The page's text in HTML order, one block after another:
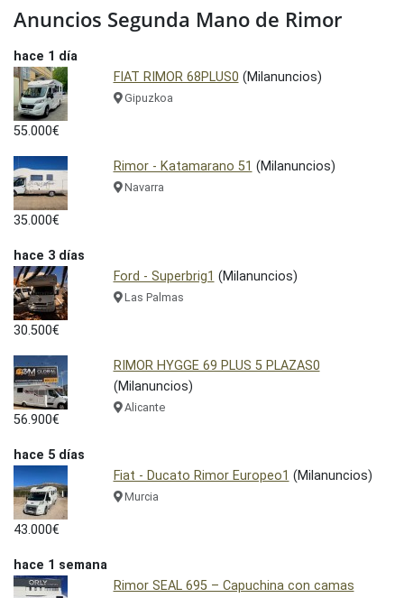
Anuncios Segunda Mano de Rimor
hace 1 día
55.000€
FIAT RIMOR 68PLUS0 (Milanuncios)
Gipuzkoa
35.000€
Rimor - Katamarano 51 (Milanuncios)
Navarra
hace 3 días
30.500€
Ford - Superbrig1 (Milanuncios)
Las Palmas
56.900€
RIMOR HYGGE 69 PLUS 5 PLAZAS0
(Milanuncios)
Alicante
hace 5 días
43.000€
Fiat - Ducato Rimor Europeo1 (Milanuncios)
Murcia
hace 1 semana
Rimor SEAL 695 – Capuchina con camas